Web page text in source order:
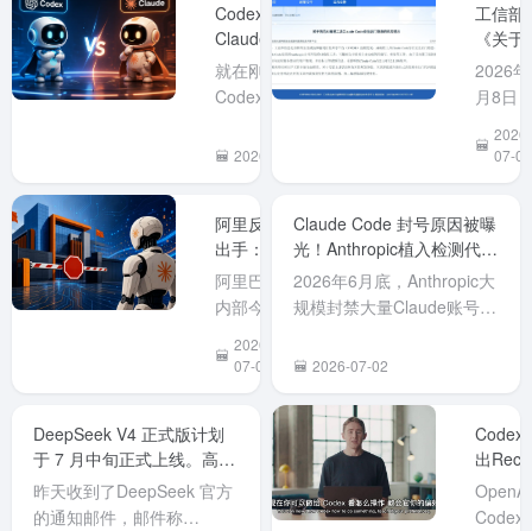
Codex 正面硬刚
Claude， Codex取
消了5小时使用量限
制、Fable 5 延期
就在刚刚OpenAI
Codex 负责人
取消所有 Plus、
长限制。 我去打开
我的
ChatGPT（codex）
在使用量页面确实
长限制。 终于可
2026-07-13
工信部
《关于
范AI编
工具
Claude
Code
后门隐
的风险
示》
2026
月8日
化部网
息共享
台
（
发布《
后门隐
的风险
示》。
告指出
2026-
07-09
阿里反向
出手：7月
10日起全
面禁用
Anthropic
全系产
品，
Claude
Code在列
阿里巴巴
内部今日
知，因近
Code 被
曝存在植
入后门的
安全风
险，经综
2026-
07-03
Claude Code 封号原因被曝
光！Anthropic植入检测代码
标记中国用户。
2026年6月底，Anthropic大
规模封禁大量Claude账号
户），许多中国开发者或使
封。 Reddit用户
（LegitMichel777等）对
Claude Code（CLI工具...
2026-07-02
DeepSeek V4 正式版计划
于 7 月中旬正式上线。高峰
期API价格翻倍
昨天收到了DeepSeek 官方
的通知邮件，邮件称
Codex
出
&
Replay
Codex